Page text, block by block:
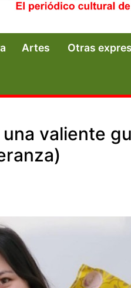
Artes Otras
valiente